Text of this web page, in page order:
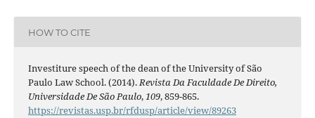
HOW TO CITE
Investiture speech of the dean of the University of São
Paulo Law School. (2014).Revista Da Faculdade De Direito,
Universidade De São Paulo,109, 859-865.
https://revistas.usp.br/rfdusp/article/view/89263